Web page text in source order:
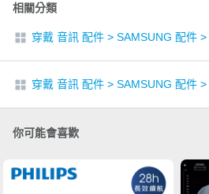
相關分類
穿戴 音訊 配件 > SAMSUNG 配件 >
穿戴 音訊 配件 > SAMSUNG 配件 >
你可能會喜歡